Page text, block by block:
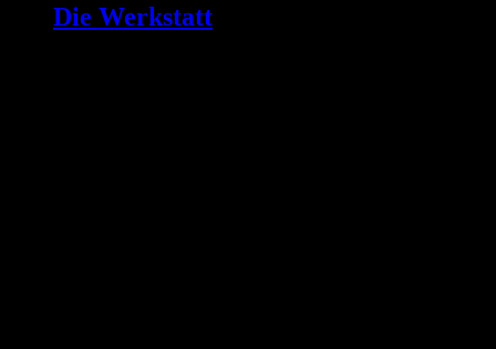
Die Werkstatt